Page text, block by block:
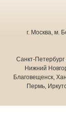
г. Москва, м.
Санкт-
Нижний
Благовещенск,
Пермь,